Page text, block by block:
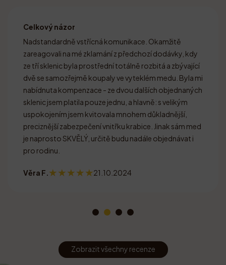
Celkový názor
Nadstandardně vstřícná komunikace. Okamžitě
zareagovali na mé zklamání z předchozí dodávky, kdy
ze tří sklenic byla prostřední totálně rozbitá a zbývající
dvě se samozřejmě koupaly ve vyteklém medu. Byla mi
nabídnuta kompenzace - ze dvou dalších objednaných
sklenic jsem platila pouze jednu, a hlavně: s velikým
uspokojením jsem kvitovala mnohem důkladnější,
preciznější zabezpečení vnitřku krabice. Jinak sám med
je naprosto SKVĚLÝ, určitě budu nadále objednávat i
pro rodinu.
Věra F. 21.10.2024
Zobrazit všechny recenze